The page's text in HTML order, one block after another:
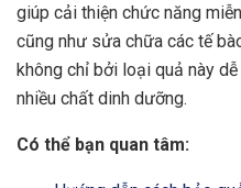
giúp cải thiện chức năng
cũng như sửa chữa các tế
không chỉ bởi loại quả này
nhiều chất dinh dưỡng.
Có thể bạn quan tâm: